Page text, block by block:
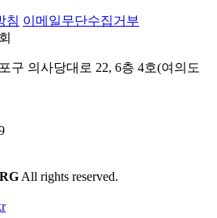
침 이메일무단수집거부
구 의사당대로 22, 6층 4호(여의도
All rights reserved.